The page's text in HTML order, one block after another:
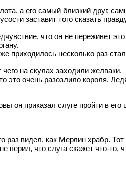
а его самый близкий друг,
заставит того сказать
что он не переживет
приходилось несколько раз
на скулах заходили желваки.
это очень разозлило короля.
он приказал слуге пройти в его
раз видел, как Мерлин храбр. Тот
верил, что слуга скажет что-то,